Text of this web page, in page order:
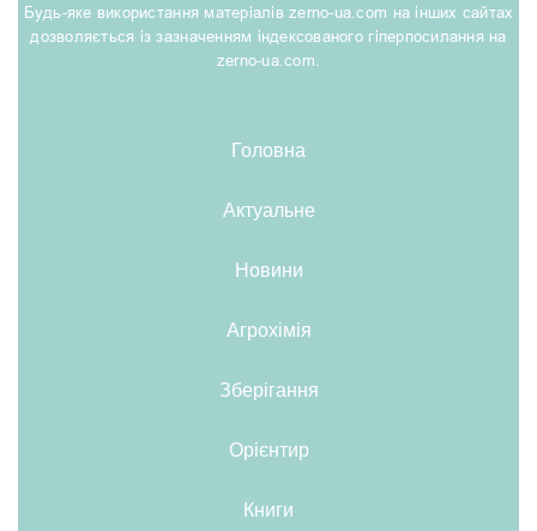
Будь-яке використання матеріалів zerno-ua.com на інших сайтах
дозволяється із зазначенням індексованого гіперпосилання на
zerno-ua.com.
Головна
Актуальне
Новини
Агрохімія
Зберігання
Орієнтир
Книги